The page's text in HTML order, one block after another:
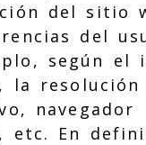
del sitio
del
según el
la resolución
navegador
etc. En